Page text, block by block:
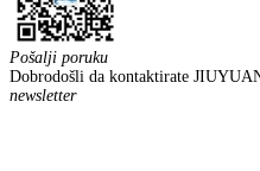
Pošalji poruku
Dobrodošli da kontaktirate
newsletter